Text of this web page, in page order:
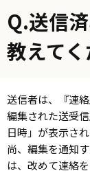
Q.送信
教えて
送信者は、『連
編集された送受
日時」が表示され
尚、編集を通知
は、改めて連絡